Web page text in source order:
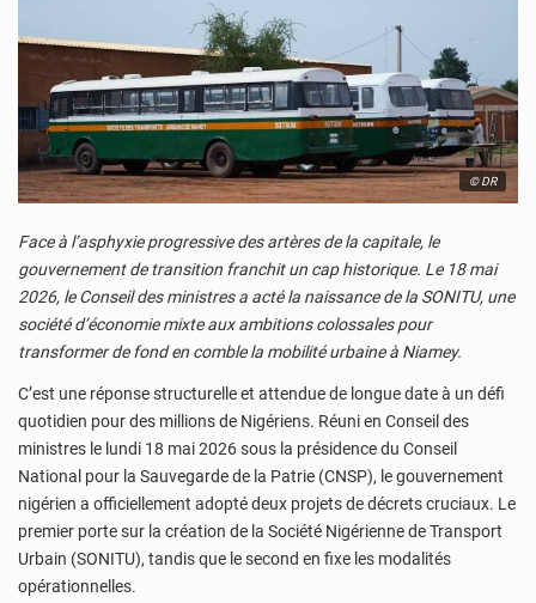
© DR
Face à l’asphyxie progressive des artères de la capitale, le
gouvernement de transition franchit un cap historique. Le 18 mai
2026, le Conseil des ministres a acté la naissance de la SONITU, une
société d’économie mixte aux ambitions colossales pour
transformer de fond en comble la mobilité urbaine à Niamey.
C’est une réponse structurelle et attendue de longue date à un défi
quotidien pour des millions de Nigériens. Réuni en Conseil des
ministres le lundi 18 mai 2026 sous la présidence du Conseil
National pour la Sauvegarde de la Patrie (CNSP), le gouvernement
nigérien a officiellement adopté deux projets de décrets cruciaux. Le
premier porte sur la création de la Société Nigérienne de Transport
Urbain (SONITU), tandis que le second en fixe les modalités
opérationnelles.